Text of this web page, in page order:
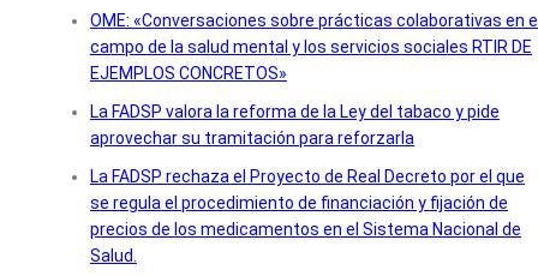
OME: «Conversaciones sobre prácticas colaborativas en
campo de la salud mental y los servicios sociales RTIR DE
EJEMPLOS CONCRETOS»
La FADSP valora la reforma de la Ley del tabaco y pide
aprovechar su tramitación para reforzarla
La FADSP rechaza el Proyecto de Real Decreto por el que
se regula el procedimiento de financiación y fijación de
precios de los medicamentos en el Sistema Nacional de
Salud.